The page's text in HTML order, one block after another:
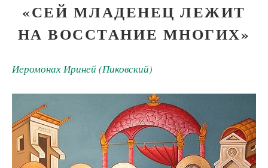
«СЕЙ МЛАДЕНЕЦ ЛЕЖИТ
НА ВОССТАНИЕ МНОГИХ»
Иеромонах Ириней (Пиковский)